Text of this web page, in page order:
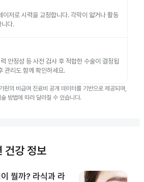
이저로 시력을 교정합니다. 각막이 얇거나 활동
니다.
안정성 등 사전 검사 후 적합한 수술이 결정됩
관리도 함께 확인하세요.
원의 비급여 진료비 공개 데이터를 기반으로 제공되며,
방법에 따라 달라질 수 있습니다.
건강 정보
뭘까? 라식과 라